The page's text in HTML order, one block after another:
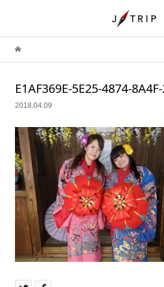
E1AF369E-5E25-4874-
2018.04.09